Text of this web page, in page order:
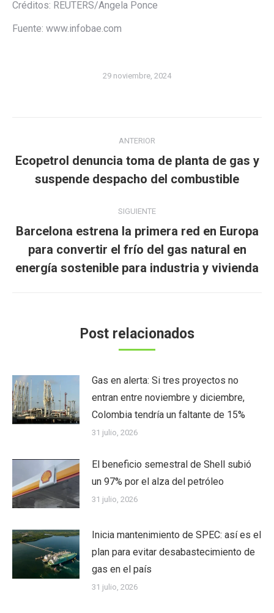
Créditos: REUTERS/Angela Ponce
Fuente: www.infobae.com
29 noviembre, 2024
entre
publicaciones
ANTERIOR
Publicación
anterior:
Ecopetrol denuncia toma de planta de gas y
suspende despacho del combustible
SIGUIENTE
Publicación
siguiente:
Barcelona estrena la primera red en Europa
para convertir el frío del gas natural en
energía sostenible para industria y vivienda
Post relacionados
Gas en alerta: Si tres proyectos no
entran entre noviembre y diciembre,
Colombia tendría un faltante de 15%
31 julio, 2026
El beneficio semestral de Shell subió
un 97% por el alza del petróleo
31 julio, 2026
Inicia mantenimiento de SPEC: así es el
plan para evitar desabastecimiento de
gas en el país
31 julio, 2026